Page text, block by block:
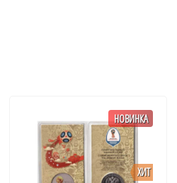
ХИТ
НОВИНКА